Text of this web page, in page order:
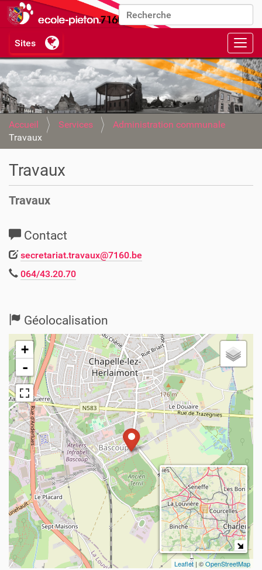
Chercher par
Recherche avancée…
Accueil Services
Administration communale
Travaux
Travaux
Travaux
Contact
secretariat.travaux@7160.be
064/43.20.70
Géolocalisation
+
-
Leaflet | ©OpenStreetMap